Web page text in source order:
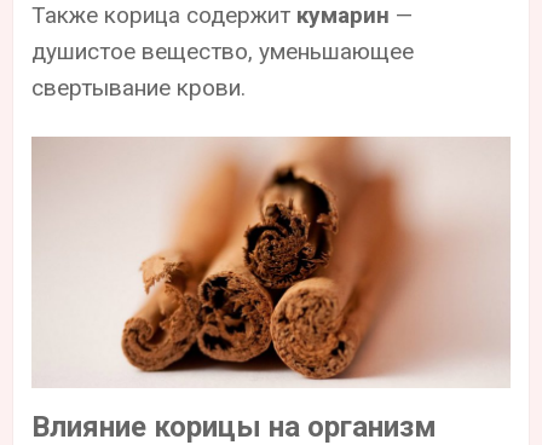
Также корица содержит кумарин —
душистое вещество, уменьшающее
свертывание крови.
Влияние корицы на организм